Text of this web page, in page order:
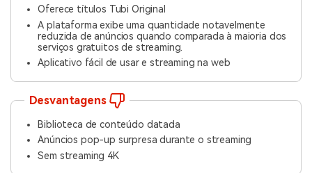
Oferece títulos Tubi Original
A plataforma exibe uma quantidade notavelmente
reduzida de anúncios quando comparada à maioria dos
serviços gratuitos de streaming.
Aplicativo fácil de usar e streaming na web
Desvantagens
Biblioteca de conteúdo datada
Anúncios pop-up surpresa durante o streaming
Sem streaming 4K